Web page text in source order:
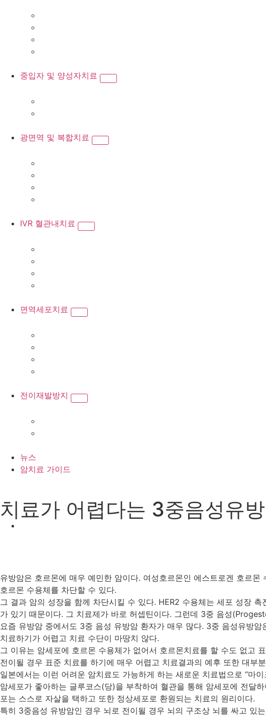
중입자 및 양성자치료
광면역 및 복합치료
IVR 혈관내치료
면역세포치료
전이재발방지
뉴스
암치료 가이드
치료가 어렵다는 3중음성유
유방암은 호르몬에 매우 예민한 암이다. 여성호르몬인 에스트로겐 호르
호르몬 수용체를 차단할 수 있다.
그 결과 암의 성장을 함께 차단시킬 수 있다. HER2 수용체는 세포 성장
가 있기 때문이다. 그 치료제가 바로 허셉틴이다. 그런데 3중 음성
요즘 유방암 중에서도 3중 음성 유방암 환자가 매우 많다. 3중 음성유방
치료하기가 어렵고 치료 수단이 마땅치 않다.
그 이유는 암세포에 호르몬 수용체가 없어서 호르몬치료를 할 수도 없고
전이될 경우 표준 치료를 하기에 매우 어렵고 치료결과의 예후 또한 대부
일본에서는 이런 어려운 암치료도 가능하게 하는 새로운 치료법으로 “마
암세포가 좋아하는 글루코스(당)을 부착하여 혈관을 통해 암세포에 전달
포는 스스로 자살을 택하고 또한 정상세포로 환원되는 치료의 원리이다.
특히 3중음성 유방암인 경우 뇌로 전이될 경우 뇌의 구조상 뇌를 싸고 있